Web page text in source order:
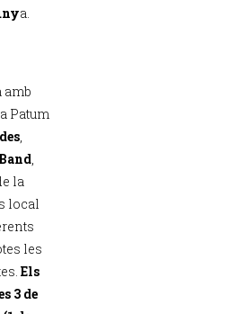
a.
amb
Patum
,
,
la
local
les
Els
3 de